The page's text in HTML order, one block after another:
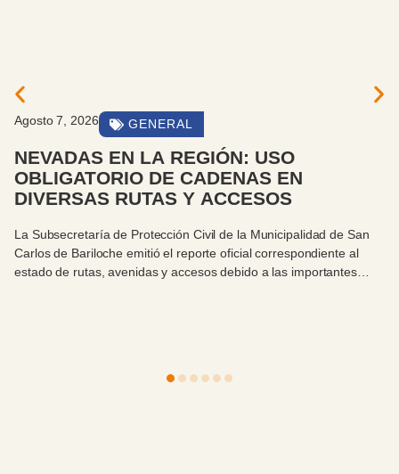
GENERAL
LA REGIÓN: USO
DE CADENAS EN
Y ACCESOS
Protección Civil de la Municipalidad de San
emitió el reporte oficial correspondiente al
y accesos debido a las importantes
La
Dirección de
el operativo de